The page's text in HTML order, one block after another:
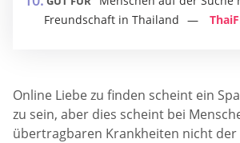
Freundschaft in Thailand
Online Liebe zu finden scheint ein
zu sein, aber dies scheint bei
übertragbaren Krankheiten nicht der